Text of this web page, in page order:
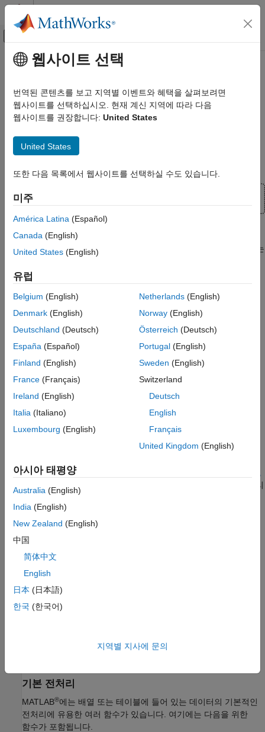
콘텐츠로 바로 가기
오프캔버스 탐색 메뉴 토글
문서 홈
Predictive Maintenance Toolbox
상태 지표 설계하기
기본 전처리
주파수 영역(스펙트럼) 전처리
시간-주파수 전처리
주요 콘텐츠
상태 모니터링 및 예측 정비를 위한
데이터 전처리
데이터 전처리는 예측 정비 알고리즘 개발 워크플로의 두 번째
상태 지표를 추출할 수 있는 형태로 데이터를 정리하고 변환하기
위해 데이터 전처리가 필요한 경우가 많습니다. 데이터 전처리에는
이상값 및 누락값 제거, 오프셋 제거, 추세 제거.
잡음 감소(필터링, 평활화 등).
시간 영역과 주파수 영역 간의 변환.
단시간 푸리에 변환, 차수 영역으로의 변환과 같은 고급 신호
상태 모니터링 및 예측 정비를 위한 데이터 앙상블
것처럼, Predictive Maintenance Toolbox™ 앙상블
데이터의 배열 또는 테이블에서 데이터 전처리를 수행할 수
있습니다. 일반적으로, 데이터를 분석하기 전에 데이터를
따라 예측 가능한 방식으로 변하는 수량을 식별합니다. (
항목을 참조하십시오.) 전처리
단계와 상태 지표 식별 단계 간에는 어느 정도 겹치는 부분이 있을
수 있습니다. 하지만 일반적으로 전처리의 결과로는 정리되거나
변환된 신호가 생성되며, 사용자는 이를 바탕으로 추가 분석을
수행해 신호 정보를 상태 지표로 응축할 수 있습니다.
기계와 데이터 종류를 제대로 이해하면 어느 전처리 방법을
사용할지 판단하는 데 도움이 될 수 있습니다. 예를 들어, 잡음이
있는 진동 데이터를 필터링하는 경우 유용한 특징이 나타날
가능성이 높은 주파수 범위를 알고 있으면 적합한 전처리 기법을
선택하는 데 도움이 됩니다. 마찬가지로, 기어박스 진동 데이터는
기법은 강체인 자동차 섀시의 진동 데이터에는 유용하지 않을
기본 전처리
MATLAB®에는 배열 또는 테이블에 들어 있는 데이터의 기본적인
전처리에 유용한 여러 함수가 있습니다. 여기에는 다음을 위한
함수가 포함됩니다.
웹사이트 선택
번역된 콘텐츠를 보고 지역별 이벤트와 혜택을 살펴보려면
웹사이트를 선택하십시오. 현재 계신 지역에 따라 다음
웹사이트를 권장합니다: United States
United States
또한 다음 목록에서 웹사이트를 선택하실 수도 있습니다.
미주
América Latina (Español)
Canada (English)
United States (English)
유럽
Belgium (English)
Denmark (English)
Deutschland (Deutsch)
España (Español)
Finland (English)
France (Français)
Ireland (English)
Italia (Italiano)
Luxembourg (English)
Netherlands(English)
Norway(English)
Österreich (Deutsch)
Portugal(English)
Sweden (English)
Switzerland
Deutsch
English
Français
United Kingdom (English)
아시아 태평양
Australia (English)
India (English)
New Zealand (English)
中国
简体中文
English
日本 (日本語)
한국 (한국어)
지역별 지사에 문의